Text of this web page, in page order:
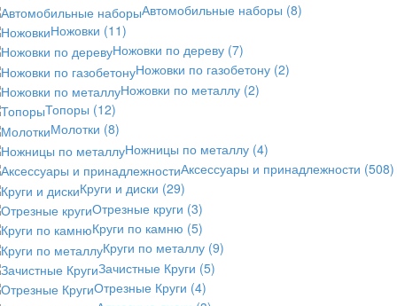
Автомобильные наборы (8)
Ножовки (11)
Ножовки по дереву (7)
Ножовки по газобетону (2)
Ножовки по металлу (2)
Топоры (12)
Молотки (8)
Ножницы по металлу (4)
Аксессуары и принадлежности (508)
Круги и диски (29)
Отрезные круги (3)
Круги по камню (5)
Круги по металлу (9)
Зачистные Круги (5)
Отрезные Круги (4)